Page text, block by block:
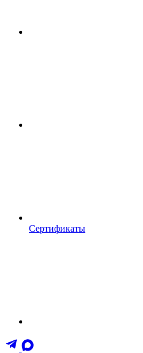
Сертификаты